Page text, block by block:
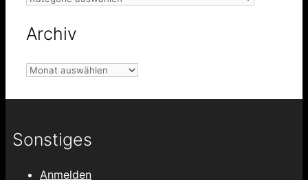
Archiv
Archiv
Sonstiges
Anmelden